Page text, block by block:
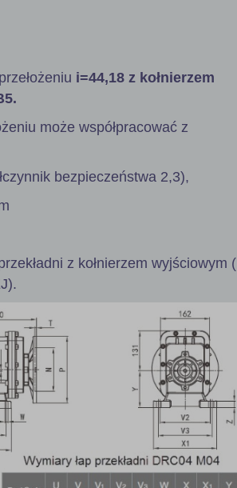
i=44,18 z kołnierzem
może współpracować z
bezpieczeństwa 2,3),
z kołnierzem wyjściowym (